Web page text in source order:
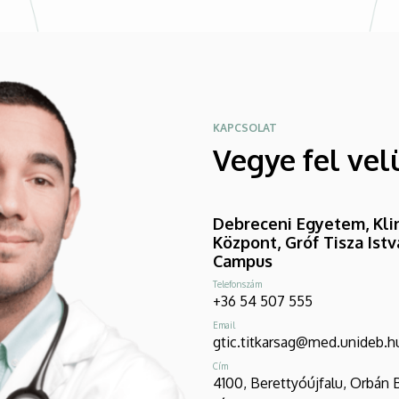
KAPCSOLAT
Vegye fel
Debreceni Egyetem,
Központ, Gróf Tisza
Campus
Telefonszám
+36 54 507 555
Email
Cím
4100, Berettyóújfalu, Orbán